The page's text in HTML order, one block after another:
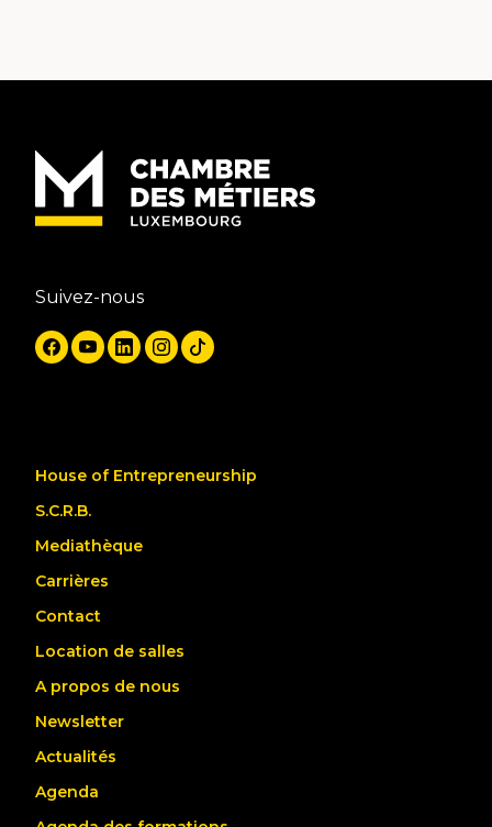
Suivez-nous
House of Entrepreneurship
S.C.R.B.
Mediathèque
Carrières
Contact
Location de salles
A propos de nous
Newsletter
Actualités
Agenda